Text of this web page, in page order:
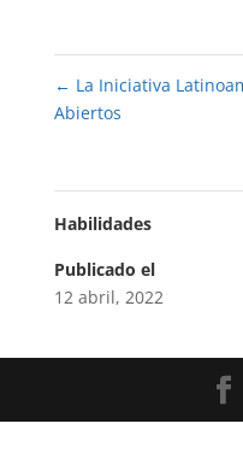
← La Iniciativa
Abiertos
Habilidades
Publicado el
12 abril, 2022